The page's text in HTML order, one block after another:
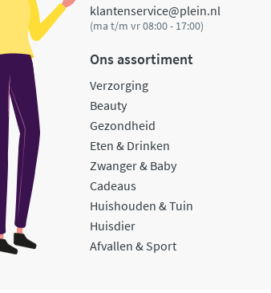
klantenservice@plein.nl
(ma t/m vr 08:00 - 17:00)
Ons assortiment
Verzorging
Beauty
Gezondheid
Eten & Drinken
Zwanger & Baby
Cadeaus
Huishouden & Tuin
Huisdier
Afvallen & Sport